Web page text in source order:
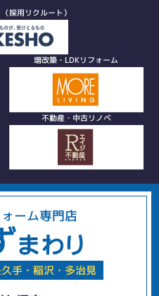
採用リクルート）
増改築・LDKリフォーム
不動産・中古リノベ
ーム専門店
手・稲沢・多治見